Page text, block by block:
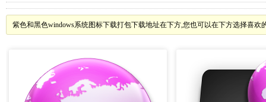
紫色和黑色windows系统图标下载打包下载地址在下方,您也可以在下方选择喜欢